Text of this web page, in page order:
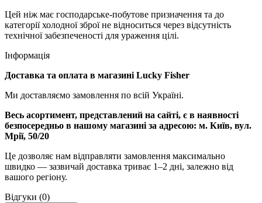
Цей ніж має господарське-побутове призначення та до
категорії холодної зброї не відноситься через відсутність
технічної забезпеченості для ураження цілі.
Інформація
Доставка та оплата в магазині Lucky Fisher
Ми доставляємо замовлення по всій Україні.
Весь асортимент, представлений на сайті, є в наявності
безпосередньо в нашому магазині за адресою: м. Київ, вул.
Мрії, 50/20
Це дозволяє нам відправляти замовлення максимально
швидко — зазвичай доставка триває 1–2 дні, залежно від
вашого регіону.
Відгуки (0)